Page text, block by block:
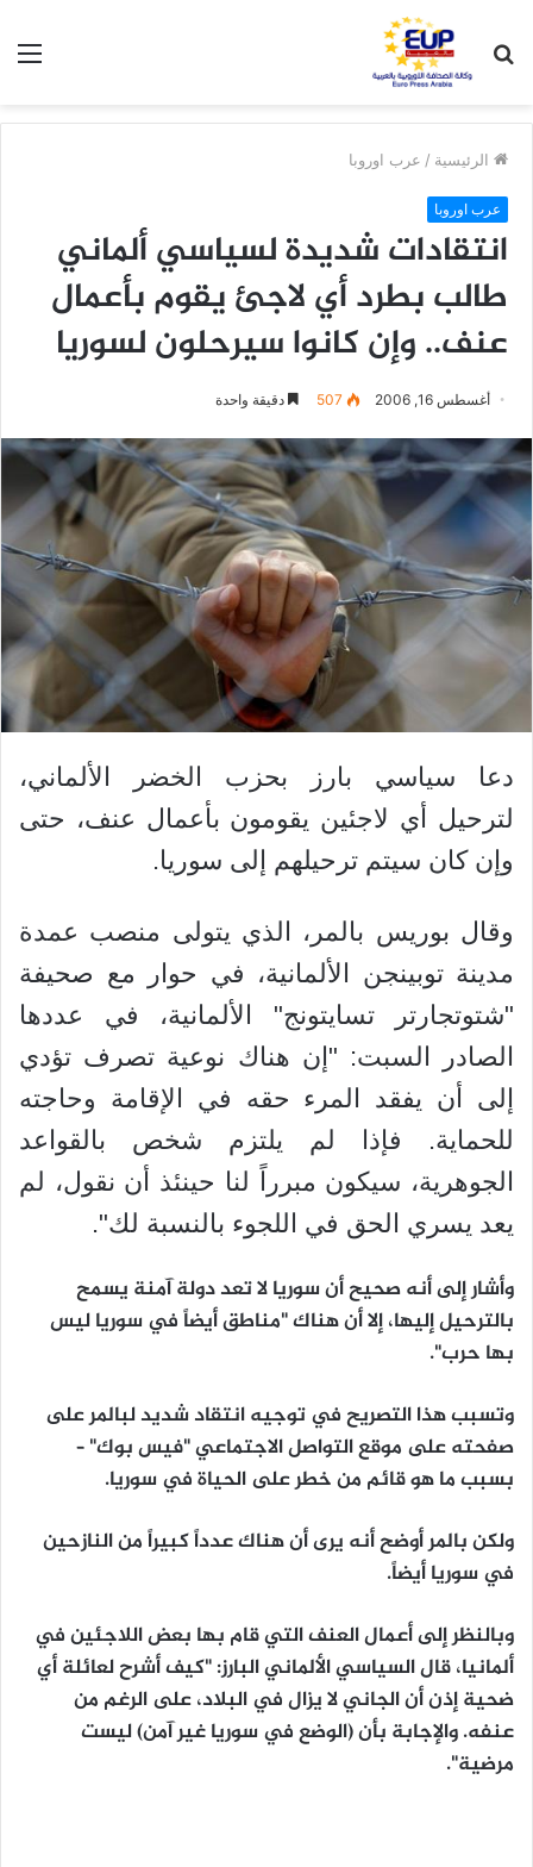
عن
الرئيسية / عرب اوروبا
عرب اوروبا
انتقادات شديدة لسياسي ألماني
طالب بطرد أي لاجئ يقوم بأعمال
عنف.. وإن كانوا سيرحلون لسوريا
أغسطس 16, 2006 507 دقيقة واحدة
دعا سياسي بارز بحزب الخضر الألماني،
لترحيل أي لاجئين يقومون بأعمال عنف، حتى
وإن كان سيتم ترحيلهم إلى سوريا.
وقال بوريس بالمر، الذي يتولى منصب عمدة
مدينة توبينجن الألمانية، في حوار مع صحيفة
"شتوتجارتر تسايتونج" الألمانية، في عددها
الصادر السبت: "إن هناك نوعية تصرف تؤدي
إلى أن يفقد المرء حقه في الإقامة وحاجته
للحماية. فإذا لم يلتزم شخص بالقواعد
الجوهرية، سيكون مبرراً لنا حينئذ أن نقول، لم
يعد يسري الحق في اللجوء بالنسبة لك".
وأشار إلى أنه صحيح أن سوريا لا تعد دولة آمنة يسمح
بالترحيل إليها، إلا أن هناك "مناطق أيضاً في سوريا ليس
بها حرب".
وتسبب هذا التصريح في توجيه انتقاد شديد لبالمر على
صفحته على موقع التواصل الاجتماعي "فيس بوك" –
بسبب ما هو قائم من خطر على الحياة في سوريا.
ولكن بالمر أوضح أنه يرى أن هناك عدداً كبيراً من النازحين
في سوريا أيضاً.
وبالنظر إلى أعمال العنف التي قام بها بعض اللاجئين في
ألمانيا، قال السياسي الألماني البارز: "كيف أشرح لعائلة أي
ضحية إذن أن الجاني لا يزال في البلاد، على الرغم من
عنفه. والإجابة بأن (الوضع في سوريا غير آمن) ليست
مرضية".